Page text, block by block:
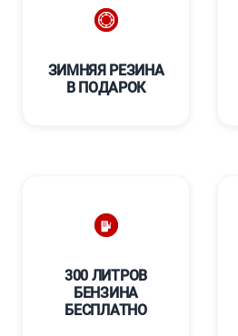
ЗИМНЯЯ РЕЗИНА
В ПОДАРОК
300 ЛИТРОВ
БЕНЗИНА
БЕСПЛАТНО